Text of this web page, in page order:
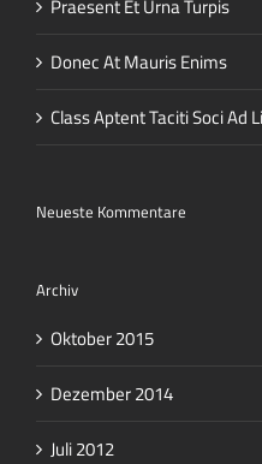
Praesent Et Urna Turpis
Donec At Mauris Enims
Class Aptent Taciti Soci Ad
Neueste Kommentare
Archiv
Oktober 2015
Dezember 2014
Juli 2012